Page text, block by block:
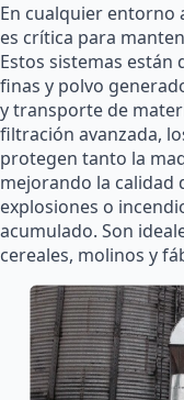
En cualquier entorno
es crítica para
Estos sistemas
finas y polvo
y transporte de
filtración avanzada,
protegen tanto la
mejorando la calidad
explosiones o
acumulado. Son
cereales, molinos y